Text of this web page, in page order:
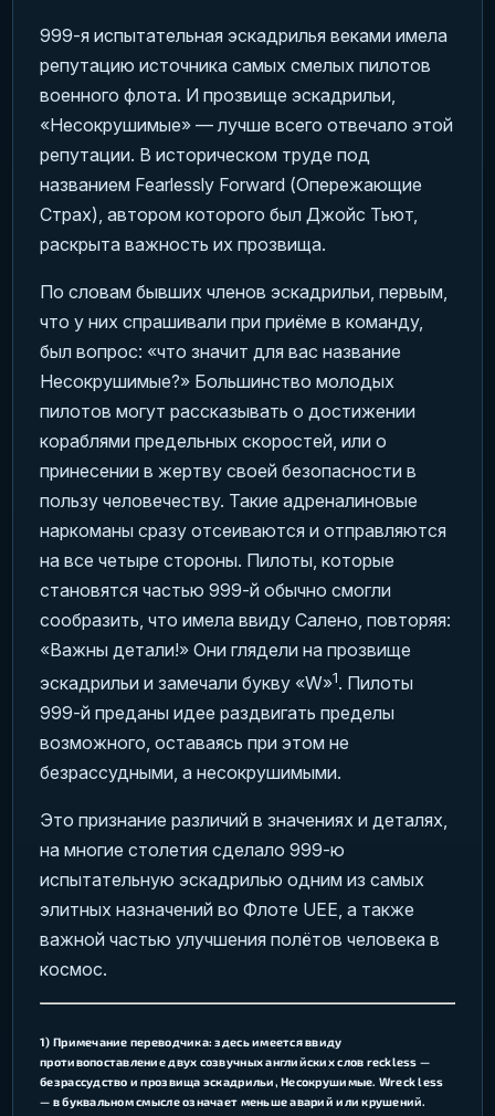
999-я испытательная эскадрилья веками имела
репутацию источника самых смелых пилотов
военного флота. И прозвище эскадрильи,
«Несокрушимые» — лучше всего отвечало этой
репутации. В историческом труде под
названием Fearlessly Forward (Опережающие
Страх), автором которого был Джойс Тьют,
раскрыта важность их прозвища.
По словам бывших членов эскадрильи, первым,
что у них спрашивали при приёме в команду,
был вопрос: «что значит для вас название
Несокрушимые?» Большинство молодых
пилотов могут рассказывать о достижении
кораблями предельных скоростей, или о
принесении в жертву своей безопасности в
пользу человечеству. Такие адреналиновые
наркоманы сразу отсеиваются и отправляются
на все четыре стороны. Пилоты, которые
становятся частью 999-й обычно смогли
сообразить, что имела ввиду Салено, повторяя:
«Важны детали!» Они глядели на прозвище
эскадрильи и замечали букву «W»1. Пилоты
999-й преданы идее раздвигать пределы
возможного, оставаясь при этом не
безрассудными, а несокрушимыми.
Это признание различий в значениях и деталях,
на многие столетия сделало 999-ю
испытательную эскадрилью одним из самых
элитных назначений во Флоте UEE, а также
важной частью улучшения полётов человека в
космос.
1) Примечание переводчика: здесь имеется ввиду
противопоставление двух созвучных английских слов reckless —
безрассудство и прозвища эскадрильи, Несокрушимые. Wreck less
— в буквальном смысле означает меньше аварий или крушений.